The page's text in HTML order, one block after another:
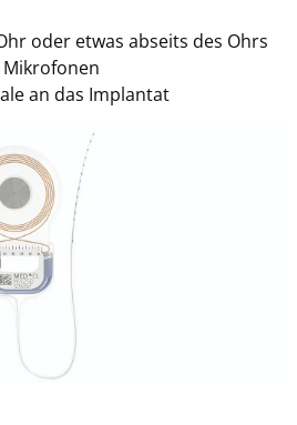
oder etwas abseits des Ohrs
Mikrofonen
an das Implantat